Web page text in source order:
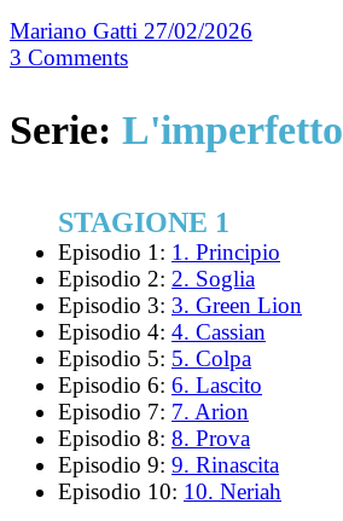
Mariano Gatti 27/02/2026
3 Comments
Serie: L'imperfetto
STAGIONE 1
Episodio 1: 1. Principio
Episodio 2: 2. Soglia
Episodio 3: 3. Green Lion
Episodio 4: 4. Cassian
Episodio 5: 5. Colpa
Episodio 6: 6. Lascito
Episodio 7: 7. Arion
Episodio 8: 8. Prova
Episodio 9: 9. Rinascita
Episodio 10: 10. Neriah